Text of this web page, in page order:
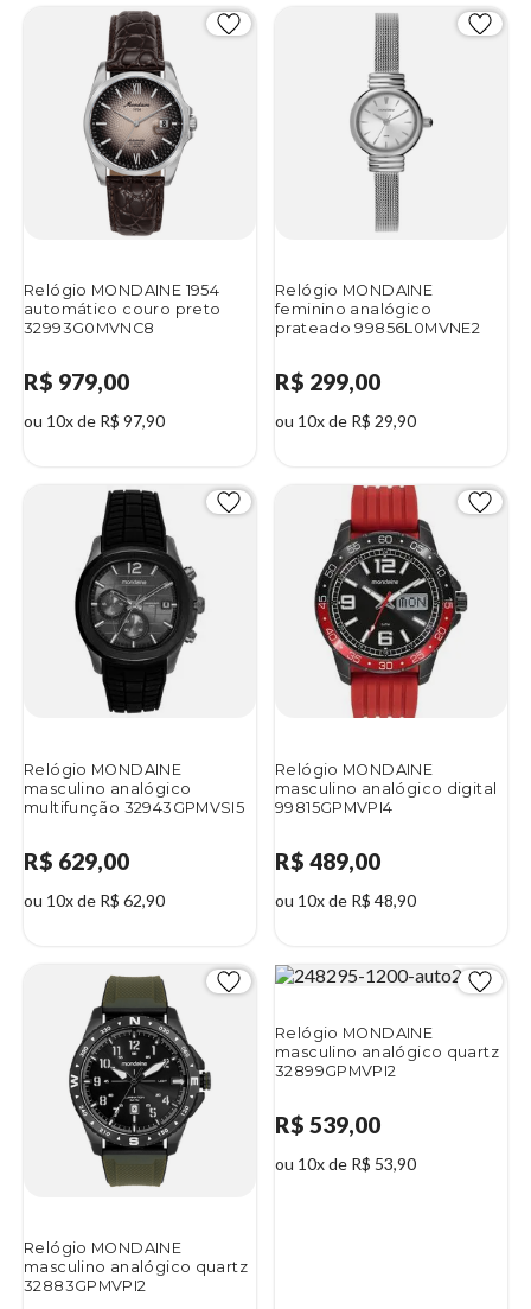
Relógio MONDAINE 1954
automático couro preto
32993G0MVNC8
R$ 979,00
ou 10x de R$ 97,90
Relógio MONDAINE
feminino analógico
prateado 99856L0MVNE2
R$ 299,00
ou 10x de R$ 29,90
Relógio MONDAINE
masculino analógico
multifunção 32943GPMVSI5
R$ 629,00
ou 10x de R$ 62,90
Relógio MONDAINE
masculino analógico digital
99815GPMVPI4
R$ 489,00
ou 10x de R$ 48,90
Relógio MONDAINE
masculino analógico quartz
32883GPMVPI2
Relógio MONDAINE
masculino analógico quartz
32899GPMVPI2
R$ 539,00
ou 10x de R$ 53,90